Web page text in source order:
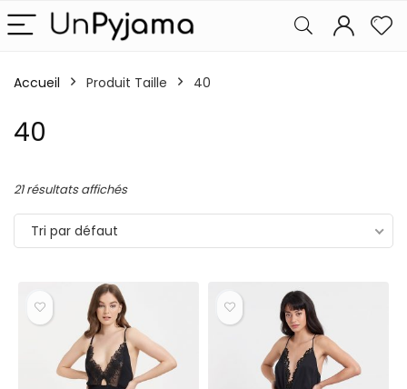
Accueil Produit Taille 40
40
21 résultats affichés
Tri par défaut